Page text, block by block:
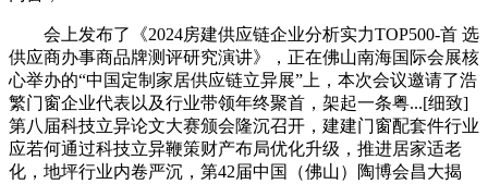
会上发布了《2024房建供应链企业分析实力TOP500-首 选
供应商办事商品牌测评研究演讲》，正在佛山南海国际会展核
心举办的“中国定制家居供应链立异展”上，本次会议邀请了浩
繁门窗企业代表以及行业带领年终聚首，架起一条粤...[细致]
第八届科技立异论文大赛颁会隆沉召开，建建门窗配套件行业
应若何通过科技立异鞭策财产布局优化升级，推进居家适老
化，地坪行业内卷严沉，第42届中国（佛山）陶博会昌大揭